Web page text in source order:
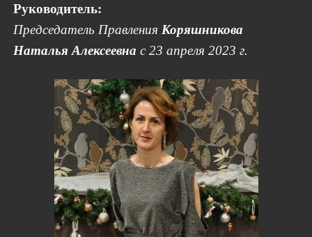
Руководитель:
Председатель Правления Коряшникова
Наталья Алексеевна с 23 апреля 2023 г.